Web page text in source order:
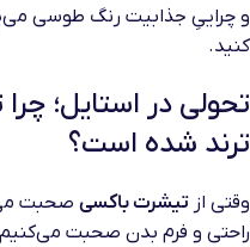
و چراییِ جذابیت رنگ طوسی
کنید.
تحولی در استایل؛
ترند شده است؟
وقتی از تیشرت باکسی صحبت
راحتی و فرم بدن صحبت